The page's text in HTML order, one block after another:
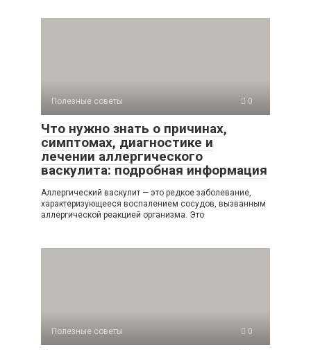
Полезные советы 0
Что нужно знать о причинах,
симптомах, диагностике и
лечении аллергического
васкулита: подробная информация
Аллергический васкулит — это редкое заболевание,
характеризующееся воспалением сосудов, вызванным
аллергической реакцией организма. Это
Полезные советы 0